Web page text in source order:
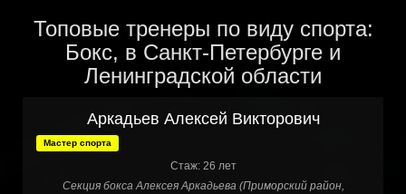
Топовые тренеры по виду спорта:
Бокс, в Санкт-Петербурге и
Ленинградской области
Аркадьев Алексей Викторович
Мастер спорта
Стаж: 26 лет
Секция бокса Алексея Аркадьева (Приморский район,